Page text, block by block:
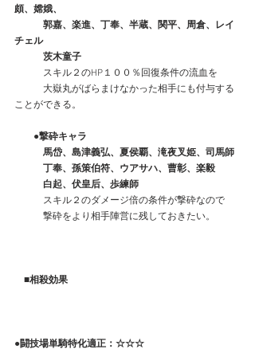
頗、嫦娥、
郭嘉、楽進、丁奉、半蔵、関平、周倉、レイ
チェル
茨木童子
スキル２のHP１００％回復条件の流血を
大嶽丸がばらまけなかった相手にも付与する
ことができる。
●撃砕キャラ
馬岱、島津義弘、夏侯覇、滝夜叉姫、司馬師
丁奉、孫策伯符、ウアサハ、曹彰、楽毅
白起、伏皇后、歩練師
スキル２のダメージ倍の条件が撃砕なので
撃砕をより相手陣営に残しておきたい。
■相殺効果
●闘技場単騎特化適正： ☆☆☆